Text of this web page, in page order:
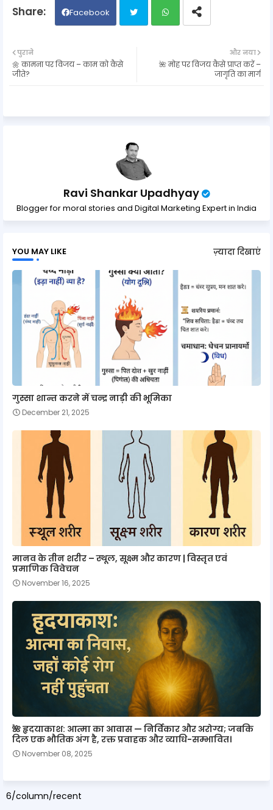
Facebook
ats
और नया
🌺 मोह पर विजय कैसे प्राप्त करें –
जागृति का मार्ग
पुराने
🌼 कामना पर विजय – काम को कैसे
जीते?
Ravi Shankar Upadhyay
Blogger for moral stories and Digital Marketing Expert in India
YOU MAY LIKE ज़्यादा दिखाएं
गुस्सा शान्त करने में चन्द्र नाड़ी की भूमिका
December 21, 2025
मानव के तीन शरीर – स्थूल, सूक्ष्म और कारण | विस्तृत एवं
प्रमाणिक विवेचन
November 16, 2025
🌺 हृदयाकाश: आत्मा का आवास — निर्विकार और अरोग्य; जबकि
दिल एक भौतिक अंग है, रक्त प्रवाहक और व्याधि-सम्भावित।
November 08, 2025
6/column/recent